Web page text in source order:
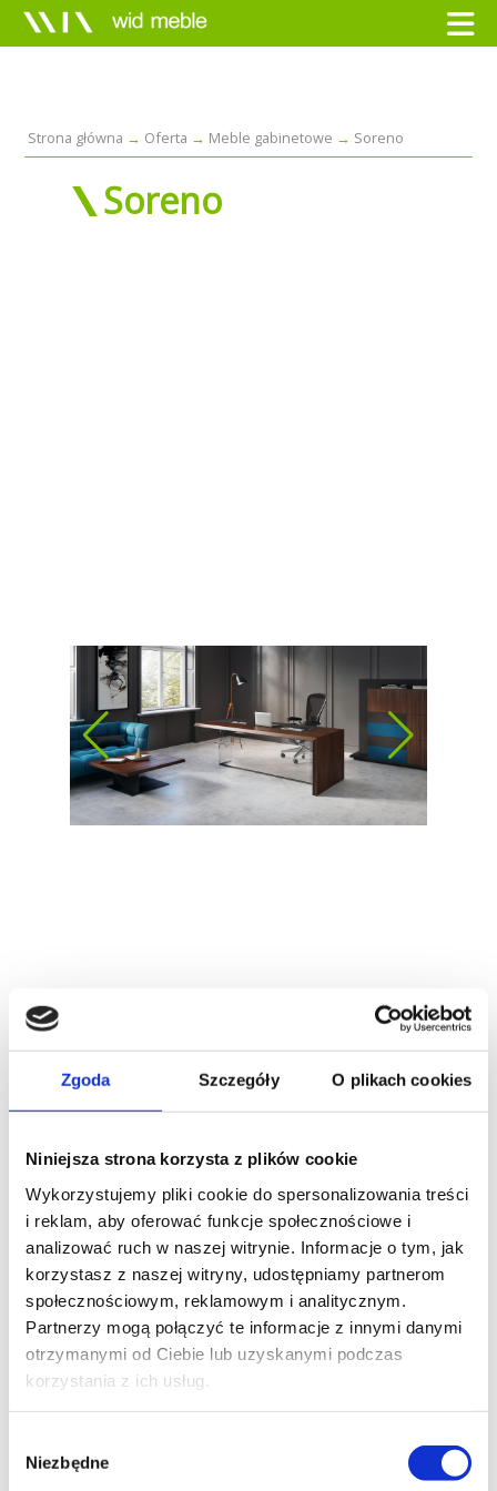
Zgoda Szczegóły O plikach cookies
Niniejsza strona korzysta z plików cookie
Wykorzystujemy pliki cookie do spersonalizowania treści
i reklam, aby oferować funkcje społecznościowe i
analizować ruch w naszej witrynie. Informacje o tym, jak
korzystasz z naszej witryny, udostępniamy partnerom
społecznościowym, reklamowym i analitycznym.
Partnerzy mogą połączyć te informacje z innymi danymi
otrzymanymi od Ciebie lub uzyskanymi podczas
korzystania z ich usług.
zgody
Niezbędne
Strona główna Oferta Meble gabinetowe Soreno
Soreno